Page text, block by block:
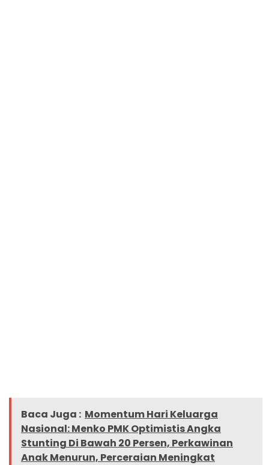
Baca Juga : Momentum Hari Keluarga
Nasional: Menko PMK Optimistis Angka
Stunting Di Bawah 20 Persen, Perkawinan
Anak Menurun, Perceraian Meningkat